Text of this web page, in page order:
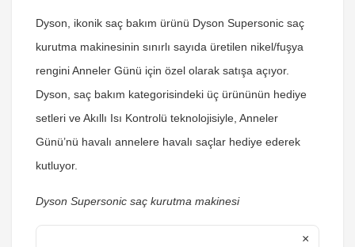
Dyson, ikonik saç bakım ürünü Dyson Supersonic saç
kurutma makinesinin sınırlı sayıda üretilen nikel/fuşya
rengini Anneler Günü için özel olarak satışa açıyor.
Dyson, saç bakım kategorisindeki üç ürününün hediye
setleri ve Akıllı Isı Kontrolü teknolojisiyle, Anneler
Günü’nü havalı annelere havalı saçlar hediye ederek
kutluyor.
Dyson Supersonic saç kurutma makinesi
×